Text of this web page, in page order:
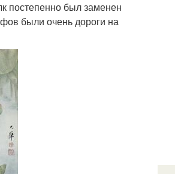
постепенно был заменен
были очень дороги на